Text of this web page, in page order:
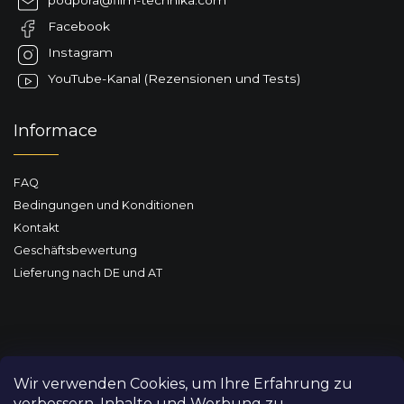
Wir verwenden Cookies, um Ihre Erfahrung zu
Facebook
Instagram
YouTube-Kanal (Rezensionen und Tests)
Informace
FAQ
Bedingungen und Konditionen
Kontakt
Geschäftsbewertung
Lieferung nach DE und AT